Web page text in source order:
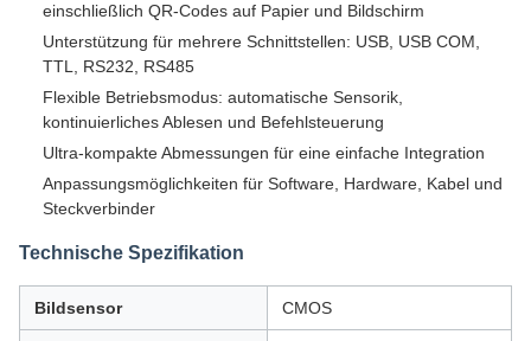
einschließlich QR-Codes auf Papier und Bildschirm
Unterstützung für mehrere Schnittstellen: USB, USB COM,
TTL, RS232, RS485
Flexible Betriebsmodus: automatische Sensorik,
kontinuierliches Ablesen und Befehlsteuerung
Ultra-kompakte Abmessungen für eine einfache Integration
Anpassungsmöglichkeiten für Software, Hardware, Kabel und
Steckverbinder
Technische Spezifikation
Bildsensor CMOS